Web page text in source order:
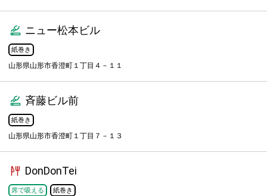
ニュー松本ビル
紙巻き
山形県山形市香澄町１丁目４－１１
斉藤ビル前
紙巻き
山形県山形市香澄町１丁目７－１３
DonDonTei
席で吸える 紙巻き